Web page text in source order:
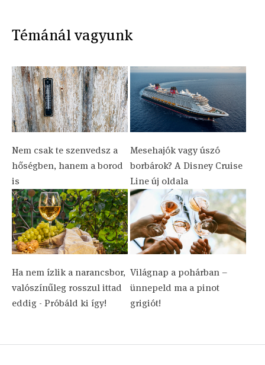
Témánál vagyunk
Nem csak te szenvedsz a
hőségben, hanem a borod
is
Mesehajók vagy úszó
borbárok? A Disney Cruise
Line új oldala
Ha nem ízlik a narancsbor,
valószínűleg rosszul ittad
eddig - Próbáld ki így!
Világnap a pohárban –
ünnepeld ma a pinot
grigiót!